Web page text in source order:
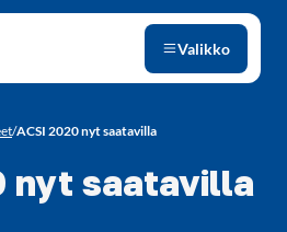
Valikko
/ACSI 2020 nyt saatavilla
nyt saatavilla